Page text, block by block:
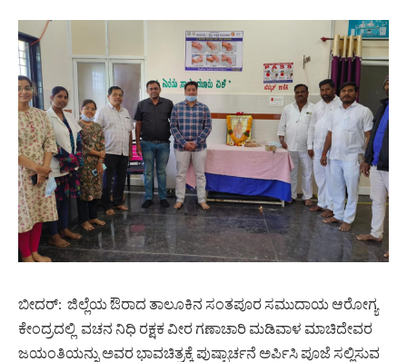
ಬೀದರ್: ಜಿಲ್ಲೆಯ ಔರಾದ ತಾಲೂಕಿನ ಸಂತಪೂರ ಸಮುದಾಯ ಆರೋಗ್ಯ
ಕೇಂದ್ರದಲ್ಲಿ ವಚನ ನಿಧಿ ರಕ್ಷಕ ವೀರ ಗಣಾಚಾರಿ ಮಡಿವಾಳ ಮಾಚಿದೇವರ
ಜಯಂತಿಯನ್ನು ಅವರ ಭಾವಚಿತ್ರಕ್ಕೆ ಪುಷ್ಪಾರ್ಚನೆ ಅರ್ಪಿಸಿ ಪೂಜೆ ಸಲ್ಲಿಸುವ